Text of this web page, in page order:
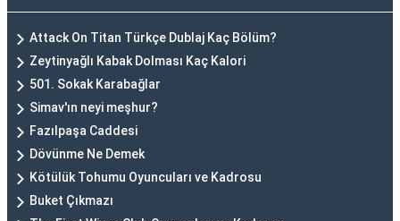
Attack On Titan Türkçe Dublaj Kaç Bölüm?
Zeytinyağlı Kabak Dolması Kaç Kalori
501. Sokak Karabağlar
Simav'ın neyi meşhur?
Fazılpaşa Caddesi
Dövünme Ne Demek
Kötülük Tohumu Oyuncuları ve Kadrosu
Buket Çıkmazı